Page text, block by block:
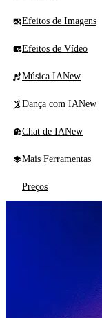
Efeitos de Imagens
Efeitos de Vídeo
Música IANew
Dança com IANew
Chat de IANew
Mais Ferramentas
Preços